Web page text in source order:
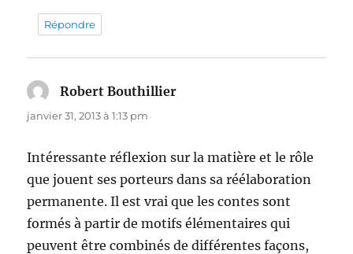
Répondre
Robert Bouthillier
janvier 31, 2013 à 1:13 pm
Intéressante réflexion sur la matière et le rôle
que jouent ses porteurs dans sa réélaboration
permanente. Il est vrai que les contes sont
formés à partir de motifs élémentaires qui
peuvent être combinés de différentes façons,